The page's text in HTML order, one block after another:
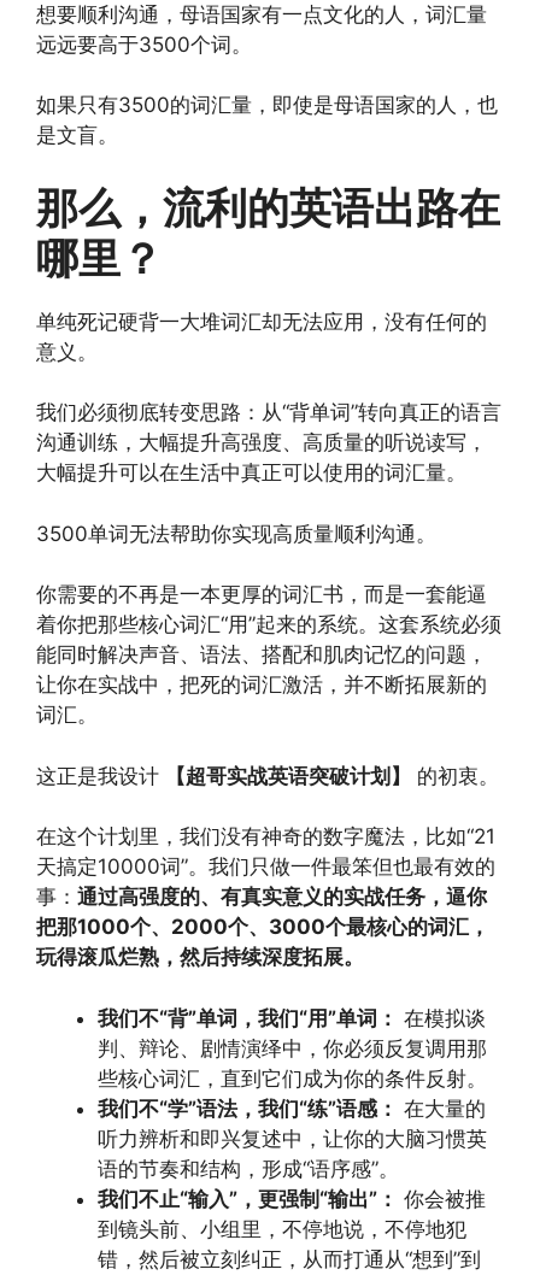
想要顺利沟通，母语国家有一点文化的人，词汇量
远远要高于3500个词。
如果只有3500的词汇量，即使是母语国家的人，也
是文盲。
那么，流利的英语出路在
哪里？
单纯死记硬背一大堆词汇却无法应用，没有任何的
意义。
我们必须彻底转变思路：从“背单词”转向真正的语言
沟通训练，大幅提升高强度、高质量的听说读写，
大幅提升可以在生活中真正可以使用的词汇量。
3500单词无法帮助你实现高质量顺利沟通。
你需要的不再是一本更厚的词汇书，而是一套能逼
着你把那些核心词汇“用”起来的系统。这套系统必须
能同时解决声音、语法、搭配和肌肉记忆的问题，
让你在实战中，把死的词汇激活，并不断拓展新的
词汇。
这正是我设计 【超哥实战英语突破计划】 的初衷。
在这个计划里，我们没有神奇的数字魔法，比如“21
天搞定10000词”。我们只做一件最笨但也最有效的
事： 通过高强度的、有真实意义的实战任务，逼你
把那1000个、2000个、3000个最核心的词汇，
玩得滚瓜烂熟，然后持续深度拓展。
我们不“背”单词，我们“用”单词： 在模拟谈
判、辩论、剧情演绎中，你必须反复调用那
些核心词汇，直到它们成为你的条件反射。
我们不“学”语法，我们“练”语感： 在大量的
听力辨析和即兴复述中，让你的大脑习惯英
语的节奏和结构，形成“语序感”。
我们不止“输入”，更强制“输出”： 你会被推
到镜头前、小组里，不停地说，不停地犯
错，然后被立刻纠正，从而打通从“想到”到